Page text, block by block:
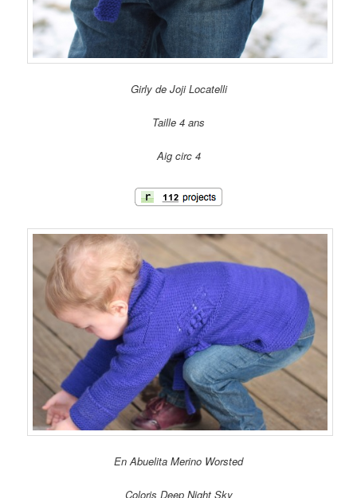
Girly de Joji Locatelli
Taille 4 ans
Aig circ 4
En Abuelita Merino Worsted
Coloris Deep Night Sky